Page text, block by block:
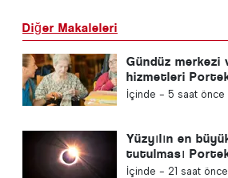
Diğer Makaleleri
Gündüz merkezi
hizmetleri
geri dönecek
İçinde - 5 saat önce
Yüzyılın en
tutulması
gerçekleşiyor
İçinde - 21 saat önce